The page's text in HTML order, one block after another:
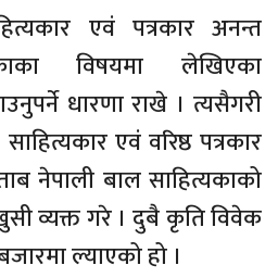
एवं पत्रकार अनन्त
विषयमा लेखिएका
धारणा राखे । त्यसैगरी
एवं वरिष्ठ पत्रकार
नेपाली बाल साहित्यकाको
व्यक्त गरे । दुबै कृति विवेक
ल्याएको हो ।